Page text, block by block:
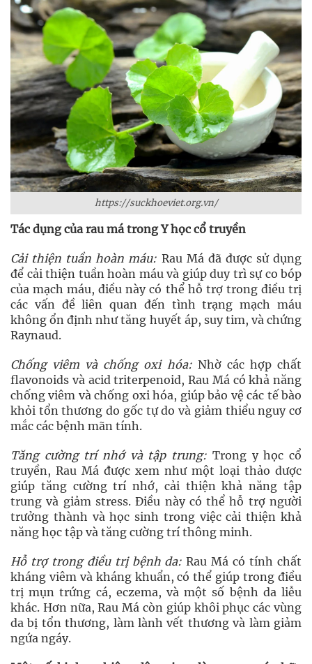
https://suckhoeviet.org.vn/
Tác dụng của rau má trong Y học cổ truyền
Cải thiện tuần hoàn máu: Rau Má đã được sử dụng
để cải thiện tuần hoàn máu và giúp duy trì sự co bóp
của mạch máu, điều này có thể hỗ trợ trong điều trị
các vấn đề liên quan đến tình trạng mạch máu
không ổn định như tăng huyết áp, suy tim, và chứng
Raynaud.
Chống viêm và chống oxi hóa: Nhờ các hợp chất
flavonoids và acid triterpenoid, Rau Má có khả năng
chống viêm và chống oxi hóa, giúp bảo vệ các tế bào
khỏi tổn thương do gốc tự do và giảm thiểu nguy cơ
mắc các bệnh mãn tính.
Tăng cường trí nhớ và tập trung: Trong y học cổ
truyền, Rau Má được xem như một loại thảo dược
giúp tăng cường trí nhớ, cải thiện khả năng tập
trung và giảm stress. Điều này có thể hỗ trợ người
trưởng thành và học sinh trong việc cải thiện khả
năng học tập và tăng cường trí thông minh.
Hỗ trợ trong điều trị bệnh da: Rau Má có tính chất
kháng viêm và kháng khuẩn, có thể giúp trong điều
trị mụn trứng cá, eczema, và một số bệnh da liễu
khác. Hơn nữa, Rau Má còn giúp khôi phục các vùng
da bị tổn thương, làm lành vết thương và làm giảm
ngứa ngáy.